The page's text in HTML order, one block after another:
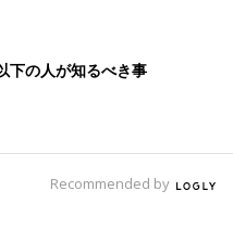
下の人が知るべき事
Recommended by